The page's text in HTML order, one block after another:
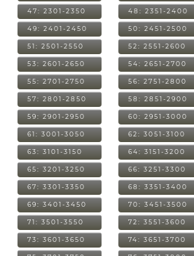
47: 2301-2350 48: 2351-2400
49: 2401-2450 50: 2451-2500
51: 2501-2550 52: 2551-2600
53: 2601-2650 54: 2651-2700
55: 2701-2750 56: 2751-2800
57: 2801-2850 58: 2851-2900
59: 2901-2950 60: 2951-3000
61: 3001-3050 62: 3051-3100
63: 3101-3150 64: 3151-3200
65: 3201-3250 66: 3251-3300
67: 3301-3350 68: 3351-3400
69: 3401-3450 70: 3451-3500
71: 3501-3550 72: 3551-3600
73: 3601-3650 74: 3651-3700